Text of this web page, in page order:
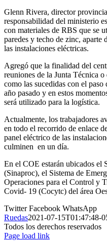
Glenn Rivera, director
responsabilidad del ministerio
con materiales de RBS que se
paredes y techo de zinc, aparte
las instalaciones eléctricas.
Agregó que la finalidad del
reuniones de la Junta Técnica
como las sucedidas con el
año pasado y en estos
será utilizado para la logística.
Actualmente, los trabajadores
en todo el recorrido de enlace
panel eléctrico de las
culminen en un día.
En el COE estarán ubicados el
(Sinaproc), el Sistema de
Operaciones para el Control y
Covid- 19 (Cocytc) del área
TwitterFacebook WhatsApp
Ruedas2021-07-15T01:47:48-
Todos los derechos reservados
Page load link